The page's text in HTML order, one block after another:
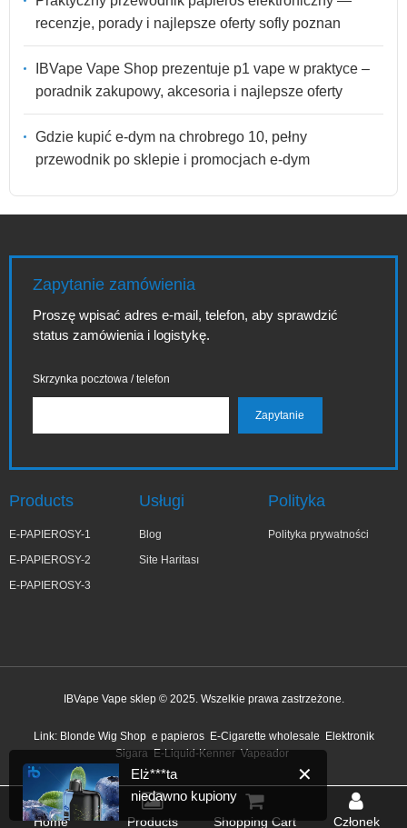
recenzje, porady i najlepsze oferty sofly poznan
IBVape Vape Shop prezentuje p1 vape w praktyce –
poradnik zakupowy, akcesoria i najlepsze oferty
Gdzie kupić e-dym na chrobrego 10, pełny
przewodnik po sklepie i promocjach e-dym
Zapytanie zamówienia
Proszę wpisać adres e-mail, telefon, aby sprawdzić
status zamówienia i logistykę.
Skrzynka pocztowa / telefon
Products
E-PAPIEROSY-1
E-PAPIEROSY-2
E-PAPIEROSY-3
Usługi
Blog
Site Haritası
Polityka
Polityka prywatności
IBVape Vape sklep © 2025. Wszelkie prawa zastrzeżone.
Link: Blonde Wig Shop e papieros E-Cigarette wholesale
Elektronik
Sigara E-Liquid-Kenner Vapeador
Home Products Shopping Cart Członek
niedawno kupiony
5 minut temu